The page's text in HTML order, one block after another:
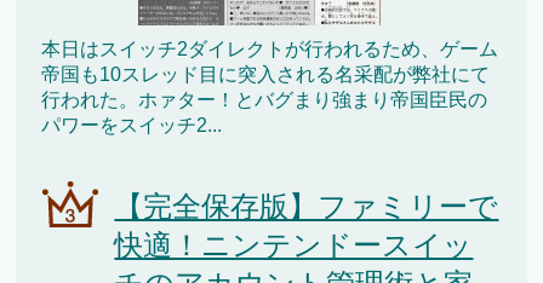
本日はスイッチ2ダイレクトが行われるため、ゲーム
帝国も10スレッド目に突入される名采配が弊社にて
行われた。ホァター！とバグまり強まり帝国臣民の
パワーをスイッチ2...
【完全保存版】ファミリーで
快適！ニンテンドースイッ